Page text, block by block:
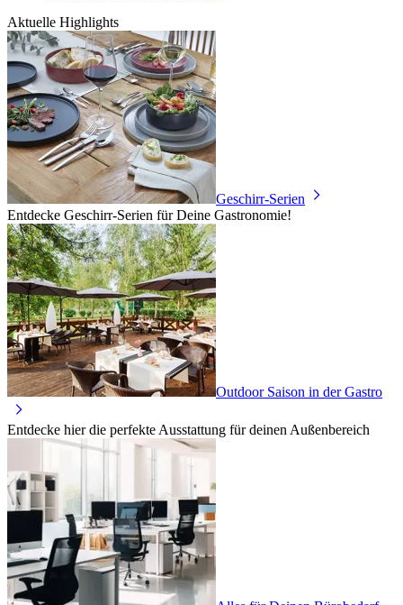
Aktuelle Highlights
Geschirr-Serien
Entdecke Geschirr-Serien für Deine Gastronomie!
Outdoor Saison in der Gastro
Entdecke hier die perfekte Ausstattung für deinen Außenbereich